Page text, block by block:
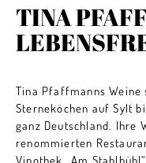
TINA
Tina Pfaffmanns Weine
Sterneköchen auf Sylt
ganz Deutschland. Ihre
renommierten